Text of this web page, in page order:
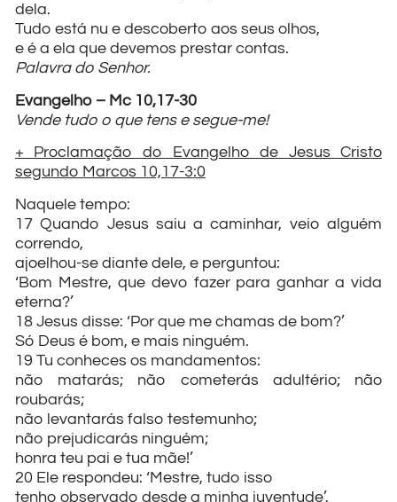
dela.
Tudo está nu e descoberto aos seus olhos,
e é a ela que devemos prestar contas.
Palavra do Senhor.
Evangelho – Mc 10,17-30
Vende tudo o que tens e segue-me!
+ Proclamação do Evangelho de Jesus Cristo
segundo Marcos 10,17-3:0
Naquele tempo:
17 Quando Jesus saiu a caminhar, veio alguém
correndo,
ajoelhou-se diante dele, e perguntou:
‘Bom Mestre, que devo fazer para ganhar a vida
eterna?’
18 Jesus disse: ‘Por que me chamas de bom?’
Só Deus é bom, e mais ninguém.
19 Tu conheces os mandamentos:
não matarás; não cometerás adultério; não
roubarás;
não levantarás falso testemunho;
não prejudicarás ninguém;
honra teu pai e tua mãe!’
20 Ele respondeu: ‘Mestre, tudo isso
tenho observado desde a minha juventude’.